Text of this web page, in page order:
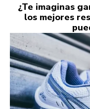
¿Te imaginas
los mejores